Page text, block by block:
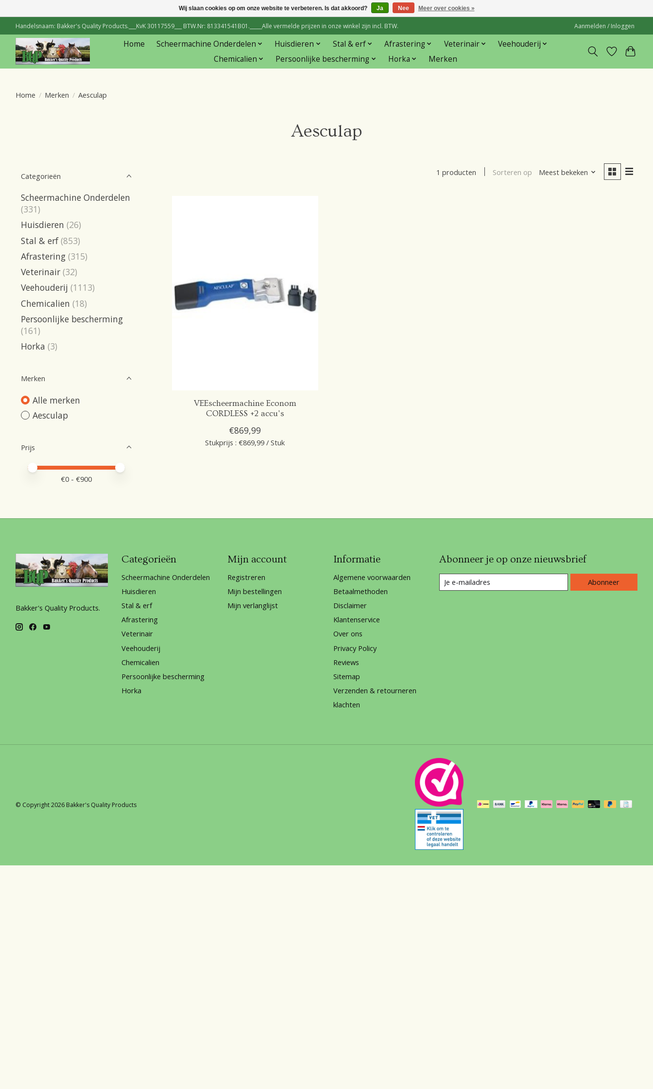
Handelsnaam: Bakker's Quality Products.___KvK 30117559___ BTW.Nr: 813341541B01._____Alle vermelde prijzen in onze winkel zijn incl. BTW. Aanmelden / Inloggen
Home Scheermachine Onderdelen Huisdieren Stal & erf Afrastering Veterinair
Veehouderij
Chemicalien
Persoonlijke bescherming Horka Merken
Home / Merken / Aesculap
Aesculap
Categorieën
Scheermachine Onderdelen
(331)
Huisdieren (26)
Stal & erf (853)
Afrastering (315)
Veterinair (32)
Veehouderij (1113)
Chemicalien (18)
Persoonlijke bescherming
(161)
Horka (3)
Merken
Alle merken
Aesculap
Prijs
Minimale prijswaarde
Price maximum value
€0 - €900
1 producten Sorteren op Meest bekeken
VEEscheermachine Econom
CORDLESS +2 accu's
€869,99
Stukprijs : €869,99 / Stuk
Bakker's Quality Products.
Categorieën
Scheermachine Onderdelen
Huisdieren
Stal & erf
Afrastering
Veterinair
Veehouderij
Chemicalien
Persoonlijke bescherming
Horka
Mijn account
Registreren
Mijn bestellingen
Mijn verlanglijst
Informatie
Algemene voorwaarden
Betaalmethoden
Disclaimer
Klantenservice
Over ons
Privacy Policy
Reviews
Sitemap
Verzenden & retourneren
klachten
Abonneer je op onze nieuwsbrief
Abonneer
© Copyright 2026 Bakker's Quality Products
Wij slaan cookies op om onze website te verbeteren. Is dat akkoord? Ja Nee Meer over cookies »